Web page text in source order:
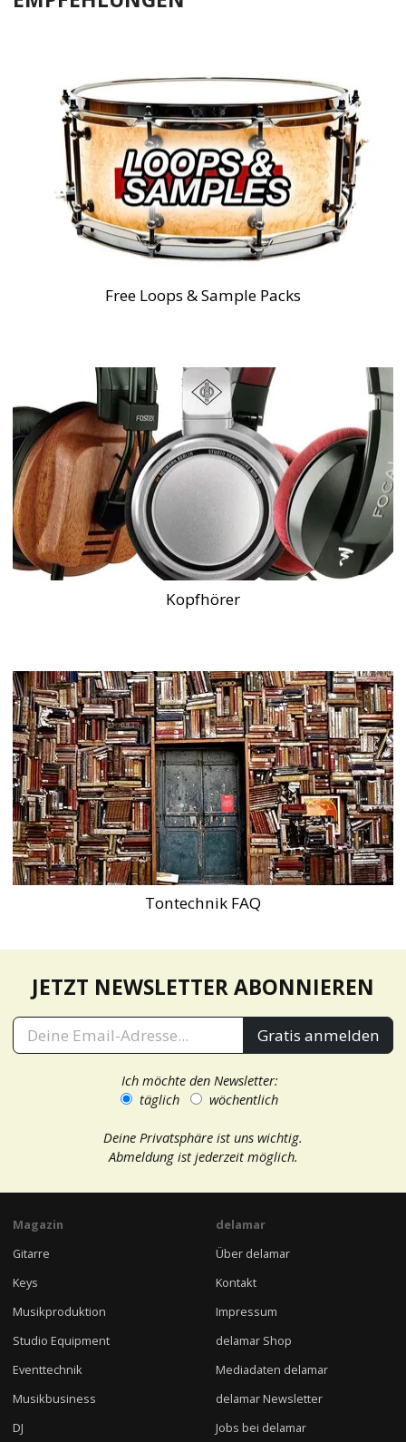
Free Loops & Sample Packs
Kopfhörer
Tontechnik FAQ
JETZT NEWSLETTER ABONNIEREN
Gratis anmelden
Ich möchte den Newsletter:
täglich
wöchentlich
Deine Privatsphäre ist uns wichtig.
Abmeldung ist jederzeit möglich.
Magazin
Gitarre
Keys
Musikproduktion
Studio Equipment
Eventtechnik
Musikbusiness
DJ
delamar
Über delamar
Kontakt
Impressum
delamar Shop
Mediadaten delamar
delamar Newsletter
Jobs bei delamar